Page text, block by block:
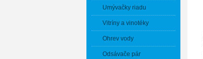
Umývačky riadu
Vitríny a vinotéky
Ohrev vody
Odsávače pár